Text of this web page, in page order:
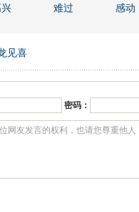
难过 感动
见喜
密码：